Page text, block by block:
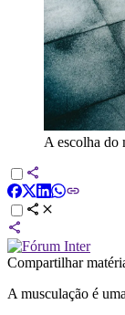
A escolha do
Compartilhar
A musculação é